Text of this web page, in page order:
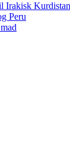
Irakisk
Peru